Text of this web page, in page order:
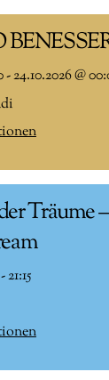
-24.10.2026@
Träume
-21:15